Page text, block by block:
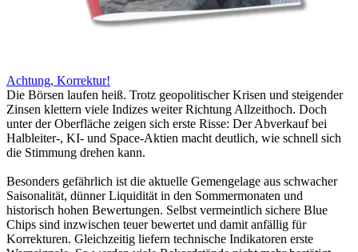
Achtung, Korrektur!
Die Börsen laufen heiß. Trotz geopolitischer Krisen und steigender
Zinsen klettern viele Indizes weiter Richtung Allzeithoch. Doch
unter der Oberfläche zeigen sich erste Risse: Der Abverkauf bei
Halbleiter-, KI- und Space-Aktien macht deutlich, wie schnell sich
die Stimmung drehen kann.
Besonders gefährlich ist die aktuelle Gemengelage aus schwacher
Saisonalität, dünner Liquidität in den Sommermonaten und
historisch hohen Bewertungen. Selbst vermeintlich sichere Blue
Chips sind inzwischen teuer bewertet und damit anfällig für
Korrekturen. Gleichzeitig liefern technische Indikatoren erste